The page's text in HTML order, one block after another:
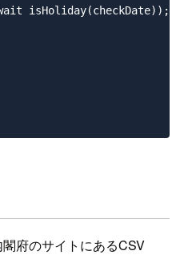
isHoliday(checkDate));
府のサイトにあるCSV